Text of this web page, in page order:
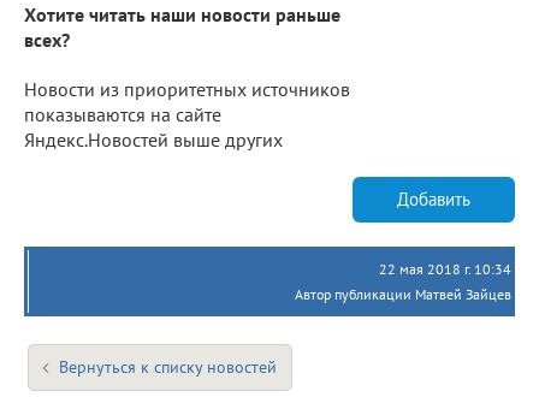
Хотите читать наши новости раньше
всех?
Новости из приоритетных источников
показываются на сайте
Яндекс.Новостей выше других
Добавить
22 мая 2018 г. 10:34
Автор публикации Матвей Зайцев
Вернуться к списку новостей